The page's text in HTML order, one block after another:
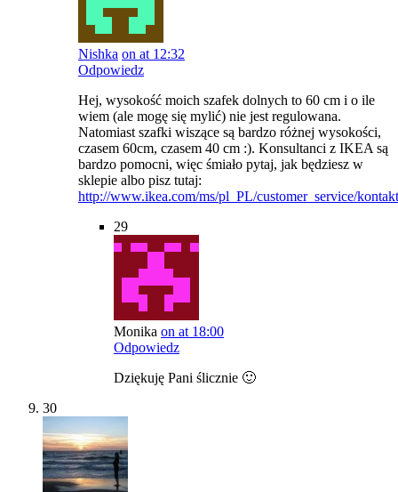
Nishka on at 12:32
Odpowiedz
Hej, wysokość moich szafek dolnych to 60 cm i o ile
wiem (ale mogę się mylić) nie jest regulowana.
Natomiast szafki wiszące są bardzo różnej wysokości,
czasem 60cm, czasem 40 cm :). Konsultanci z IKEA są
bardzo pomocni, więc śmiało pytaj, jak będziesz w
sklepie albo pisz tutaj:
http://www.ikea.com/ms/pl_PL/customer_service/
29
Monika on at 18:00
Odpowiedz
Dziękuję Pani ślicznie 🙂
30